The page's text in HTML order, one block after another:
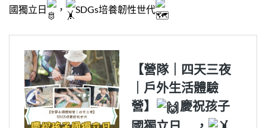
國獨立日 ， SDGs培養韌性世代